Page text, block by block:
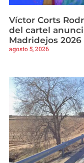
Víctor Corts
del cartel
Madridejos 2026
agosto 5, 2026